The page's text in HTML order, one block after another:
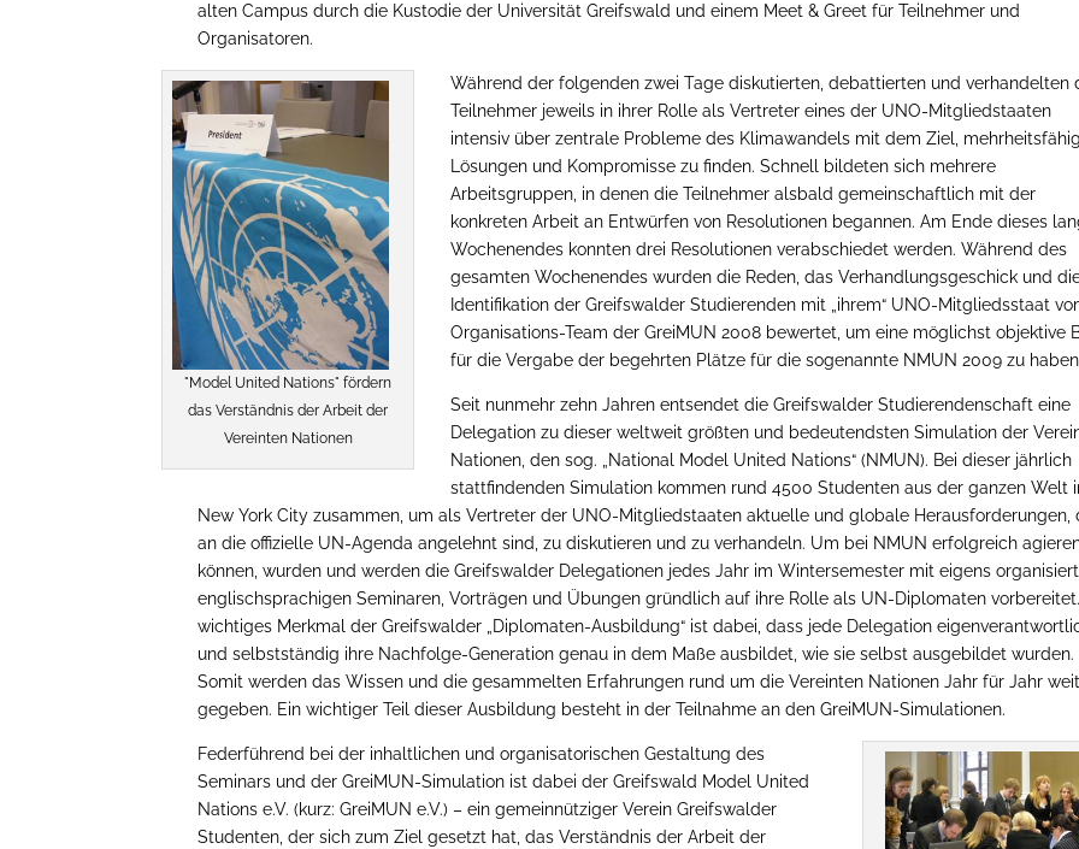
alten Campus durch die Kustodie der Universität Greifswald und einem Meet & Greet für Teilnehmer und
Organisatoren.
"Model United Nations" fördern
das Verständnis der Arbeit der
Vereinten Nationen
Während der folgenden zwei Tage diskutierten, debattierten und verhandelten
Teilnehmer jeweils in ihrer Rolle als Vertreter eines der UNO-Mitgliedstaaten
intensiv über zentrale Probleme des Klimawandels mit dem Ziel,
Lösungen und Kompromisse zu finden. Schnell bildeten sich mehrere
Arbeitsgruppen, in denen die Teilnehmer alsbald gemeinschaftlich mit der
konkreten Arbeit an Entwürfen von Resolutionen begannen. Am Ende dieses
Wochenendes konnten drei Resolutionen verabschiedet werden. Während des
gesamten Wochenendes wurden die Reden, das Verhandlungsgeschick und
Identifikation der Greifswalder Studierenden mit „ihrem“ UNO-Mitgliedsstaat
Organisations-Team der GreiMUN 2008 bewertet, um eine möglichst objektive
für die Vergabe der begehrten Plätze für die sogenannte NMUN 2009 zu
Seit nunmehr zehn Jahren entsendet die Greifswalder Studierendenschaft eine
Delegation zu dieser weltweit größten und bedeutendsten Simulation der
Nationen, den sog. „National Model United Nations“ (NMUN). Bei dieser jährlich
stattfindenden Simulation kommen rund 4500 Studenten aus der ganzen Welt
New York City zusammen, um als Vertreter der UNO-Mitgliedstaaten aktuelle und globale Herausforderungen,
an die offizielle UN-Agenda angelehnt sind, zu diskutieren und zu verhandeln. Um bei NMUN erfolgreich
können, wurden und werden die Greifswalder Delegationen jedes Jahr im Wintersemester mit eigens
englischsprachigen Seminaren, Vorträgen und Übungen gründlich auf ihre Rolle als UN-Diplomaten
wichtiges Merkmal der Greifswalder „Diplomaten-Ausbildung“ ist dabei, dass jede Delegation
und selbstständig ihre Nachfolge-Generation genau in dem Maße ausbildet, wie sie selbst ausgebildet wurden.
Somit werden das Wissen und die gesammelten Erfahrungen rund um die Vereinten Nationen Jahr für Jahr
gegeben. Ein wichtiger Teil dieser Ausbildung besteht in der Teilnahme an den GreiMUN-Simulationen.
Federführend bei der inhaltlichen und organisatorischen Gestaltung des
Seminars und der GreiMUN-Simulation ist dabei der Greifswald Model United
Nations e.V. (kurz: GreiMUN e.V.) – ein gemeinnütziger Verein Greifswalder
Studenten, der sich zum Ziel gesetzt hat, das Verständnis der Arbeit der